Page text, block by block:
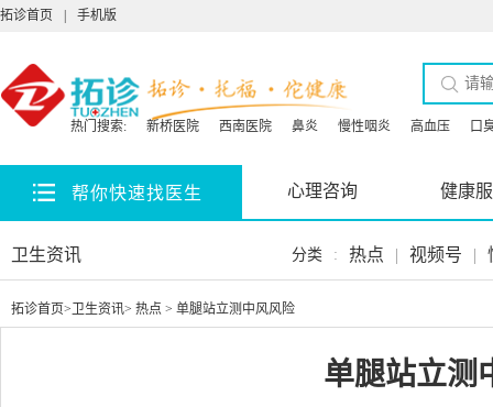
拓诊首页 手机版
热门搜索: 新桥医院 西南医院 鼻炎 慢性咽炎 高血压 口
帮你快速找医生 心理咨询 健康
卫生资讯 分类 : 热点 | 视频号 |
拓诊首页> 卫生资讯> 热点 > 单腿站立测中风风险
单腿站立测